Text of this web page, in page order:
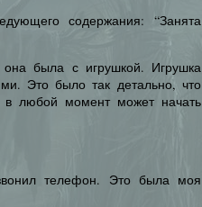
содержания: “Занята
была с игрушкой. Игрушка
Это было так детально, что
в любой момент может начать
телефон. Это была моя